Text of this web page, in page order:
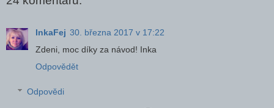
InkaFej 30. března 2017 v 17:22
Zdeni, moc díky za návod! Inka
Odpovědět
Odpovědi